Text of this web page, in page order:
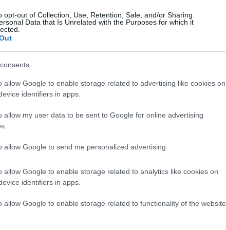
opt-out of Collection, Use, Retention, Sale, and/or Sharing
Data that Is Unrelated with the Purposes for which it
allow Google to enable storage related to advertising like cookies on
identifiers in apps.
allow my user data to be sent to Google for online advertising
allow Google to send me personalized advertising.
allow Google to enable storage related to analytics like cookies on
identifiers in apps.
allow Google to enable storage related to functionality of the website
inattendu est survenu: l’annonce des
présidentielle. Cette décision a provoqué une chute
les politiques économiques
réaction du marché, et je me suis retrouvé dans
investisseurs.
de retirer une partie de mes fonds boursiers pour les
, mais j’ai été persuadé de rester dans le marché. Les
être trop conservateur ont eu raison de ma
optimistes pour les années à venir, m’a